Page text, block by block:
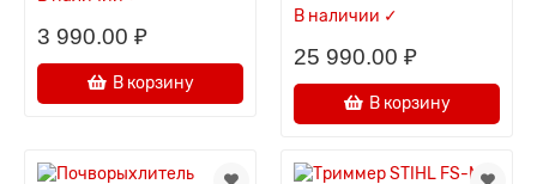
3 990.00 ₽
В корзину
В наличии ✓
25 990.00 ₽
В корзину